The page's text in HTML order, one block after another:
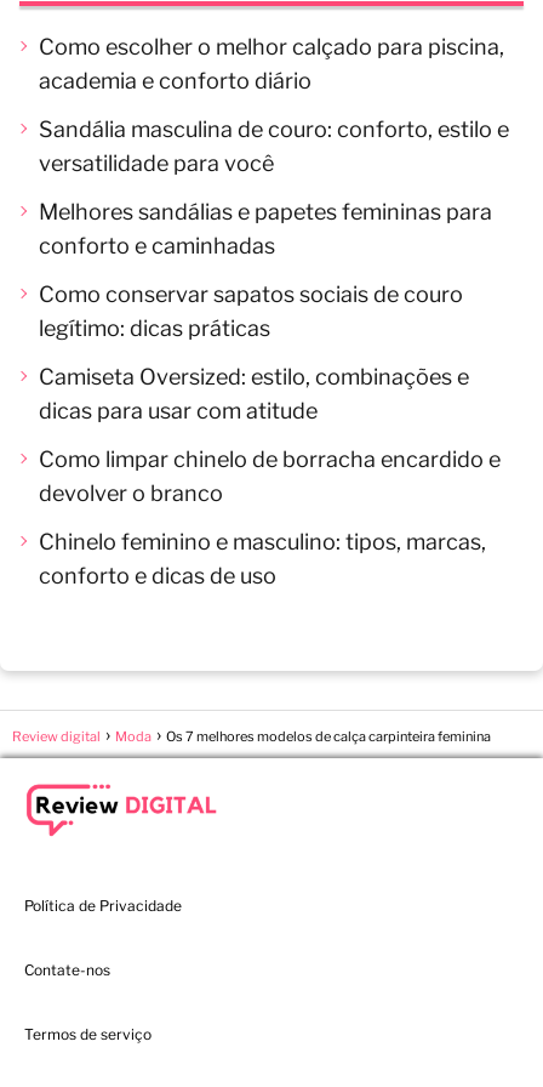
Como escolher o melhor calçado para piscina,
academia e conforto diário
Sandália masculina de couro: conforto, estilo e
versatilidade para você
Melhores sandálias e papetes femininas para
conforto e caminhadas
Como conservar sapatos sociais de couro
legítimo: dicas práticas
Camiseta Oversized: estilo, combinações e
dicas para usar com atitude
Como limpar chinelo de borracha encardido e
devolver o branco
Chinelo feminino e masculino: tipos, marcas,
conforto e dicas de uso
Review digital Moda Os 7 melhores modelos de calça carpinteira feminina
Política de Privacidade
Contate-nos
Termos de serviço